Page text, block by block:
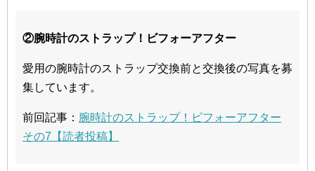
②腕時計のストラップ！ビフォーアフター
愛用の腕時計のストラップ交換前と交換後の写真を募
集しています。
前回記事： 腕時計のストラップ！ビフォーアフター
その7【読者投稿】